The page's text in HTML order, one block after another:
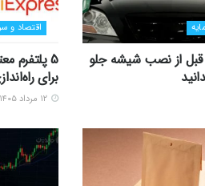
قبل از نصب شیشه جلو
اقتصاد و
5 پلتفرم
برای